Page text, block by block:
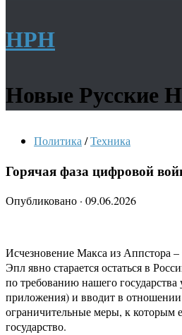
НРН
Новые Русские
Политика /Техника
Горячая фаза цифровой
Опубликовано · 09.06.2026
Исчезновение Макса из Аппстора
Эпл явно старается остаться в
по требованию нашего государства
приложения) и вводит в
ограничительные меры, к которым
государство.